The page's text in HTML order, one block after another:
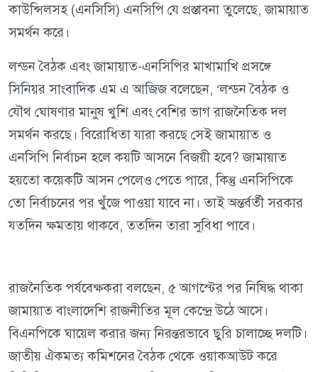
কাউন্সিলসহ (এনসিসি) এনসিপি যে প্রস্তাবনা তুলেছে, জামায়াত
সমর্থন করে।
লন্ডন বৈঠক এবং জামায়াত-এনসিপির মাখামাখি প্রসঙ্গে
সিনিয়র সাংবাদিক এম এ আজিজ বলেছেন, ‘লন্ডন বৈঠক ও
যৌথ ঘোষণার মানুষ খুশি এবং বেশির ভাগ রাজনৈতিক দল
সমর্থন করছে। বিরোধিতা যারা করছে সেই জামায়াত ও
এনসিপি নির্বাচন হলে কয়টি আসনে বিজয়ী হবে? জামায়াত
হয়তো কয়েকটি আসন পেলেও পেতে পারে, কিন্তু এনসিপিকে
তো নির্বাচনের পর খুঁজে পাওয়া যাবে না। তাই অন্তর্বর্তী সরকার
যতদিন ক্ষমতায় থাকবে, ততদিন তারা সুবিধা পাবে।
রাজনৈতিক পর্যবেক্ষকরা বলছেন, ৫ আগস্টের পর নিষিদ্ধ থাকা
জামায়াত বাংলাদেশি রাজনীতির মূল কেন্দ্রে উঠে আসে।
বিএনপিকে ঘায়েল করার জন্য নিরন্তরভাবে ছুরি চালাচ্ছে দলটি।
জাতীয় ঐকমত্য কমিশনের বৈঠক থেকে ওয়াকআউট করে